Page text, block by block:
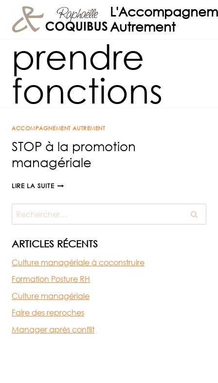
contenu
Autrement
prendre
fonctions
ACCOMPAGNEMENT AUTREMENT
STOP à la promotion
managériale
LIRE LA SUITESTOP
LA
PROMOTION
Rechercher :
ARTICLES RÉCENTS
Culture managériale à coconstruire
Formation Posture RH
Culture managériale
Faire des reproches
Manager après conflit